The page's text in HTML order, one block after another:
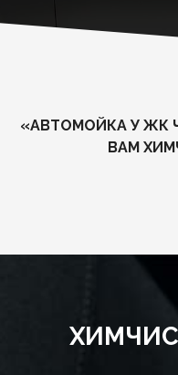
«АВТОМОЙКА У ЖК
ВАМ